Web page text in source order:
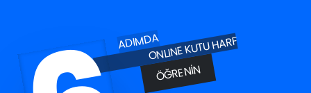
ADIMDAONLINE KUTU HARF
ÖĞRENIN